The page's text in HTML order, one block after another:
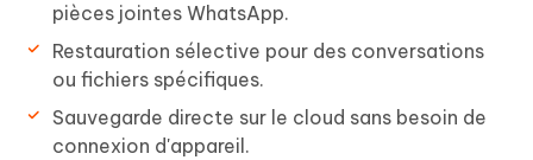
pièces jointes WhatsApp.
Restauration sélective pour des conversations
ou fichiers spécifiques.
Sauvegarde directe sur le cloud sans besoin de
connexion d'appareil.